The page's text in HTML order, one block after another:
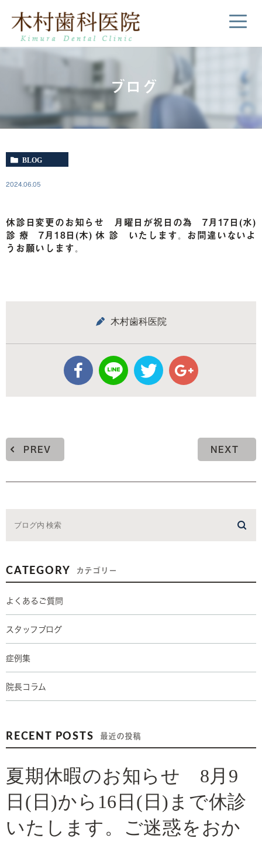
ブログ
BLOG
2024.06.05
休診日変更のお知らせ 月曜日が祝日の為 7月17日(水)
診 療 7月18日(木) 休 診 いたします。お間違いないよ
うお願いします。
木村歯科医院
PREV NEXT
CATEGORY カテゴリー
よくあるご質問
スタッフブログ
症例集
院長コラム
RECENT POSTS 最近の投稿
夏期休暇のお知らせ 8月9
日(日)から16日(日)まで休診
いたします。ご迷惑をおか